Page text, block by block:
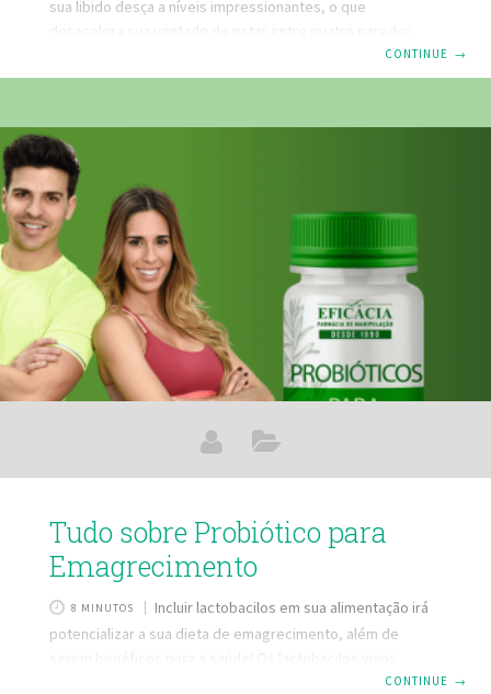
sua libido desça a níveis impressionantes, o que
desacelera sua vontade de estar entre quatro paredes
com outra pessoa. Mas, se você quer mesmo virar este
jogo, nós da Farmácia Eficácia, podemos te proporcionar
falta de libidoLubrificante Afrodisíaco para Libido
FemininaCápsulas Super Libido masculinaComposto
Estimulante Sexual para aumentar a sua libido.Melhorar a
libido com homeopatiaAlimentos que aumentam a libido
Falta de libido masculina e feminina A
CONTINUE →
Tudo sobre Probiótico para
Emagrecimento
8 MINUTOS
Incluir lactobacilos em sua alimentação irá
potencializar a sua dieta de emagrecimento, além de
serem benéficos para a saúde! Os lactobacilos vivos
mantêm o perfeito equilíbrio da flora intestinal, reduz aCONTINUE →